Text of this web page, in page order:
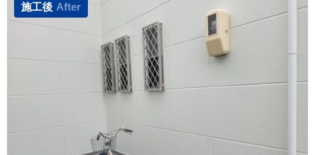
施工後 After